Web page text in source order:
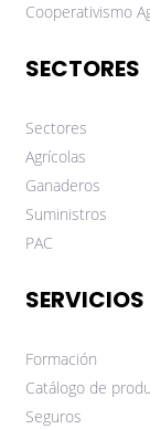
Cooperativismo
SECTORES
Sectores
Agrícolas
Ganaderos
Suministros
PAC
SERVICIOS
Formación
Catálogo de
Seguros